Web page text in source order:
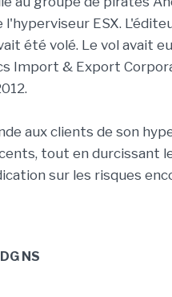
ESX.
été volé. Le vol avait
Import & Export
aux clients de son
tout en durcissant
sur les risques
NS